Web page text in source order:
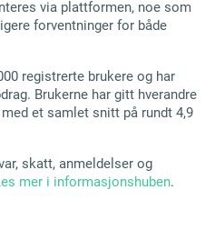
via plattformen, noe som
forventninger for både
registrerte brukere og har
Brukerne har gitt hverandre
et samlet snitt på rundt 4,9
skatt, anmeldelser og
mer i informasjonshuben.